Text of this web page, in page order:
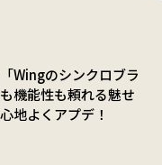
Wingのシンクロブラ
機能性も頼れる魅せ
地よくアプデ！